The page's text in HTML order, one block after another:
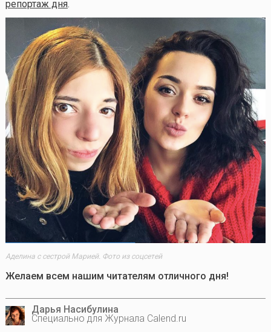
репортаж дня.
Аделина с сестрой Марией. Фото из соцсетей
Желаем всем нашим читателям отличного дня!
Дарья Насибулина
Специально для Журнала Calend.ru